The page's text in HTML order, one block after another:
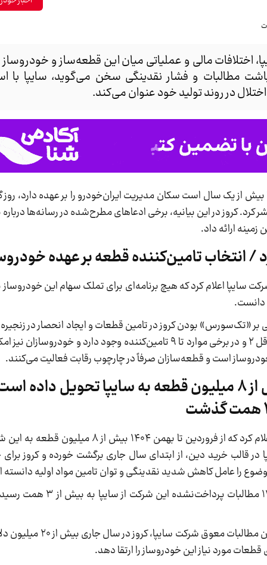
اختلافات مالی و عملیاتی میان این قطعه‌ساز و خودروساز
مطالبات و فشار نقدینگی سخن می‌گوید، سایپا با
در روند تولید خود عنوان می‌کند.
از یک سال است سکان مدیریت ایران‌خودرو را بر عهده دارد، روز
کروز در این بیانیه، برخی ادعاهای مطرح‌شده در رسانه‌ها
ارائه داد.
/ انتخاب تامین‌کننده قطعه بر عهده
سایپا اعلام کرد که هیچ برنامه‌ای برای تملک سهام این
دانست.
بودن کروز در تامین قطعات و ایجاد انحصار در زنجیره
کرد که در صنعت قطعه‌سازی، برای اغلب قطعات حداقل ۲ و در برخی موارد تا ۹ تامین‌کننده وجود
خودروساز است و قطعه‌سازان صرفاً در چارچوب رقابت فعالیت می‌کنند.
کروز از فروردین تا بهمن ۱۴۰۴ بیش از ۸ میلیون قطعه به سایپا
کروز در ادامه با اشاره به آمار همکاری خود با سایپا اعلام کرد که از
قالب خرید دین، از ابتدای سال جاری برگشت خورده و کروز برای
را عامل کاهش شدید نقدینگی و توان تامین مواد اولیه
بر اساس اعلام کروز، تنها در فاصله آبان تا
این شرکت همچنین اعلام کرد که با وجود
مورد نیاز این خودروساز را ارتقا دهد.